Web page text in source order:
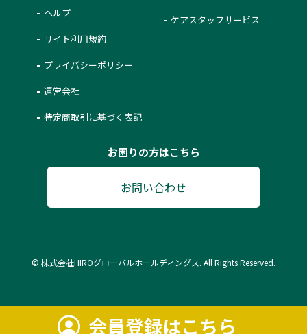
会員登録はこちら
ヘルプ
サイト利用規約
プライバシーポリシー
運営会社
特定商取引に基づく表記
ケアスタッフサービス
お困りの方はこちら
お問い合わせ
© 株式会社HIROグローバルホールディングス. All Rights Reserved.